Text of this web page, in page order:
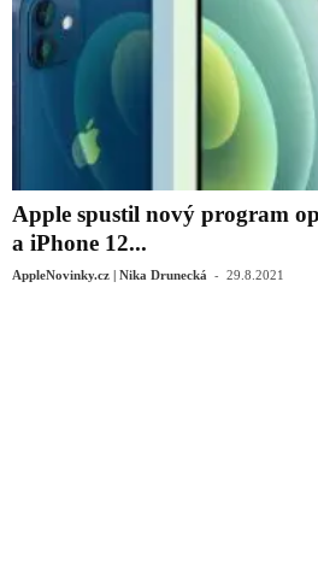
Apple spustil nový program
a iPhone 12...
AppleNovinky.cz | Nika Drunecká - 29.8.2021